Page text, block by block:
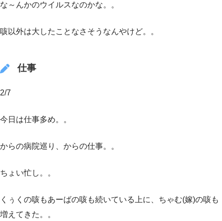
な～んかのウイルスなのかな。。
咳以外は大したことなさそうなんやけど。。
仕事
2/7
今日は仕事多め。。
からの病院巡り、からの仕事。。
ちょい忙し。。
くぅくの咳もあーばの咳も続いている上に、ちゃむ(嫁)の咳も
増えてきた。。